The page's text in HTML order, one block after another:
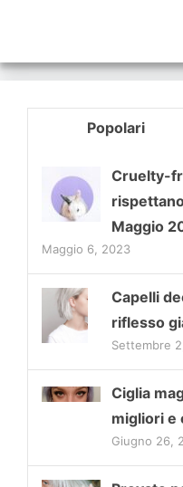
Popolari
Cruelty-
Maggio
Maggio 6, 2023
Capelli
riflesso
Settembre
Ciglia
migliori e
Giugno 26,